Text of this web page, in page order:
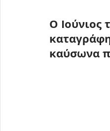
Ο Ιούνιος
καύσωνα